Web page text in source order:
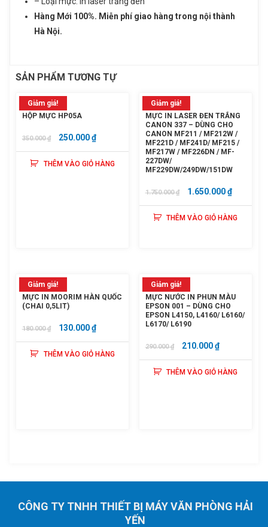
Hàng Mới 100%. Miễn phí giao hàng trong nội thành
Hà Nội.
SẢN PHẨM TƯƠNG TỰ
Giảm giá!
HỘP MỰC HP05A
350.000₫
GIÁ
GỐC
LÀ:
250.000₫GIÁ
HIỆN
TẠI
THÊM VÀO GIỎ HÀNG
Giảm giá!
MỰC IN LASER ĐEN TRẮNG
CANON 337 – DÙNG CHO
CANON MF211 / MF212W /
MF221D / MF241D/ MF215 /
MF217W / MF226DN / MF-
227DW/
MF229DW/249DW/151DW
1.750.000₫
GIÁ
GỐC
LÀ:
1.650.000₫GIÁ
HIỆN
TẠI
THÊM VÀO GIỎ HÀNG
Giảm giá!
MỰC IN MOORIM HÀN QUỐC
(CHAI 0,5LIT)
180.000₫
GIÁ
GỐC
LÀ:
130.000₫GIÁ
HIỆN
TẠI
THÊM VÀO GIỎ HÀNG
Giảm giá!
MỰC NƯỚC IN PHUN MÀU
EPSON 001 – DÙNG CHO
EPSON L4150, L4160/ L6160/
L6170/ L6190
290.000₫
GIÁ
GỐC
LÀ:
210.000₫GIÁ
HIỆN
TẠI
THÊM VÀO GIỎ HÀNG
CÔNG TY TNHH THIẾT BỊ MÁY VĂN PHÒNG HẢI
YẾN
Sản phẩm vừa được thêm vào giỏ
hàng
Mực in laser đen trắng HP107A
(W1107A) – Dùng cho máy HP M107A/
107W/ MFP M135A / MFP 135
Giá: 1,250,000 đ
sản phẩm
Tiếp tục mua hàng